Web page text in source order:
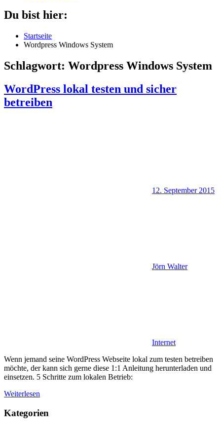
Du bist hier:
Startseite
Wordpress Windows System
Schlagwort: Wordpress Windows System
WordPress lokal testen und sicher
betreiben
12. September 2015
Jörn Walter
Internet
Wenn jemand seine WordPress Webseite lokal zum testen betreiben
möchte, der kann sich gerne diese 1:1 Anleitung herunterladen und
einsetzen. 5 Schritte zum lokalen Betrieb:
Weiterlesen
Kategorien